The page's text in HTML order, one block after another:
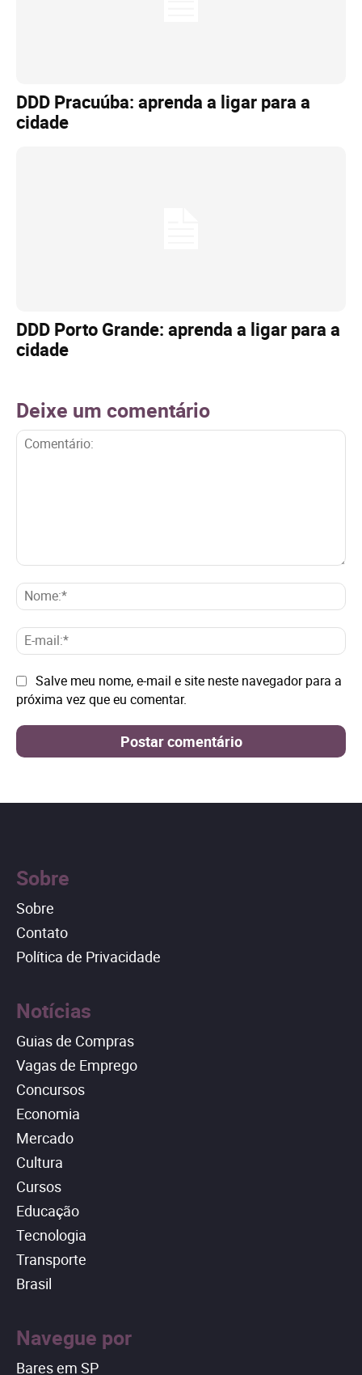
DDD Pracuúba: aprenda a ligar para a
cidade
DDD Porto Grande: aprenda a ligar para a
cidade
Deixe um comentário
E-
Site: Salve meu nome, e-mail e site neste navegador para a
próxima vez que eu comentar.
Sobre
Sobre
Contato
Política de Privacidade
Notícias
Guias de Compras
Vagas de Emprego
Concursos
Economia
Mercado
Cultura
Cursos
Educação
Tecnologia
Transporte
Brasil
Navegue por
Bares em SP